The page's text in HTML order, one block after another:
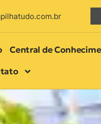
Central de